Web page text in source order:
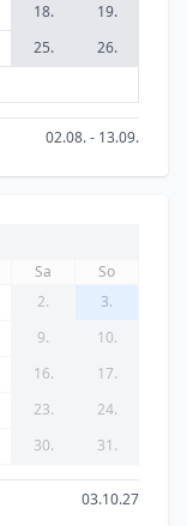
18.
19.
25.
26.
02.08. - 13.09.
Sa
So
2.
3.
9.
10.
16.
17.
23.
24.
30. 31.
03.10.27